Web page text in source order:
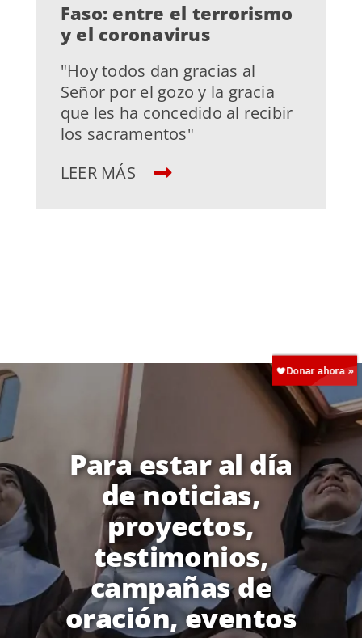
Faso: entre el terrorismo
y el coronavirus
"Hoy todos dan gracias al
Señor por el gozo y la gracia
que les ha concedido al recibir
los sacramentos"
LEER MÁS
Para estar al día
de noticias,
proyectos,
testimonios,
campañas de
oración, eventos